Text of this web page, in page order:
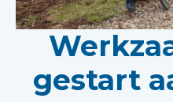
gestart